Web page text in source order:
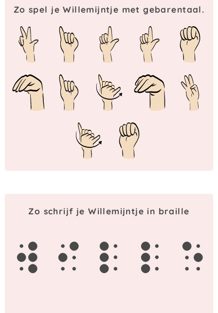
Zo spel je Willemijntje met gebarentaal.
Zo schrijf je Willemijntje in braille
w i l l e